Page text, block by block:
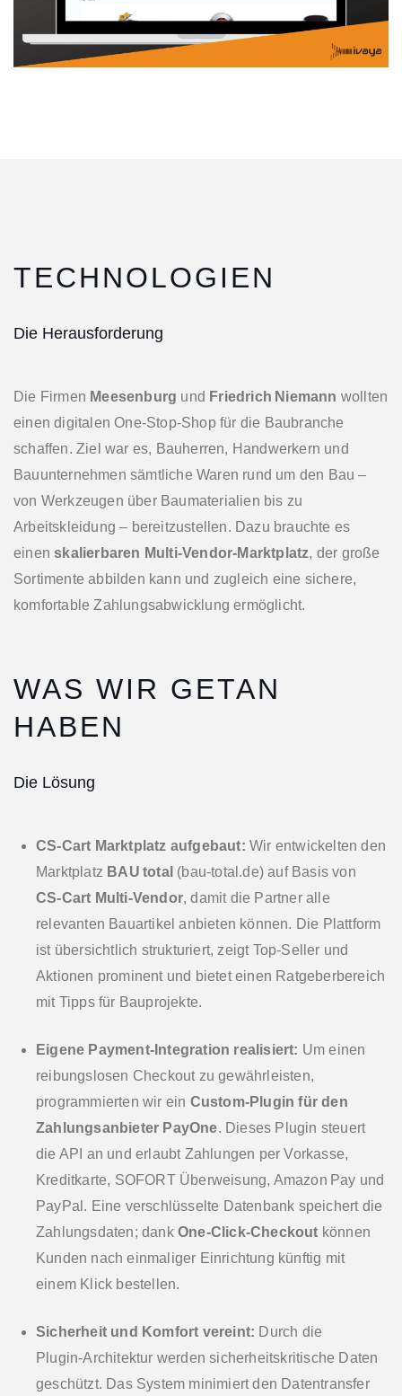
TECHNOLOGIEN
Die Herausforderung
Die Firmen Meesenburg und Friedrich Niemann wollten
einen digitalen One‑Stop‑Shop für die Baubranche
schaffen. Ziel war es, Bauherren, Handwerkern und
Bauunternehmen sämtliche Waren rund um den Bau –
von Werkzeugen über Baumaterialien bis zu
Arbeitskleidung – bereitzustellen. Dazu brauchte es
einenskalierbaren Multi‑Vendor‑Marktplatz, der große
Sortimente abbilden kann und zugleich eine sichere,
komfortable Zahlungsabwicklung ermöglicht.
WAS WIR GETAN
HABEN
Die Lösung
CS‑Cart Marktplatz aufgebaut: Wir entwickelten den
Marktplatz BAU total (bau‑total.de) auf Basis von
CS‑Cart Multi‑Vendor, damit die Partner alle
relevanten Bauartikel anbieten können. Die Plattform
ist übersichtlich strukturiert, zeigt Top‑Seller und
Aktionen prominent und bietet einen Ratgeberbereich
mit Tipps für Bauprojekte.
Eigene Payment‑Integration realisiert: Um einen
reibungslosen Checkout zu gewährleisten,
programmierten wir ein Custom‑Plugin für den
Zahlungsanbieter PayOne. Dieses Plugin steuert
die API an und erlaubt Zahlungen per Vorkasse,
Kreditkarte, SOFORT Überweisung, Amazon Pay und
PayPal. Eine verschlüsselte Datenbank speichert die
Zahlungsdaten; dank One‑Click‑Checkout können
Kunden nach einmaliger Einrichtung künftig mit
einem Klick bestellen.
Sicherheit und Komfort vereint: Durch die
Plugin‑Architektur werden sicherheitskritische Daten
geschützt. Das System minimiert den Datentransfer